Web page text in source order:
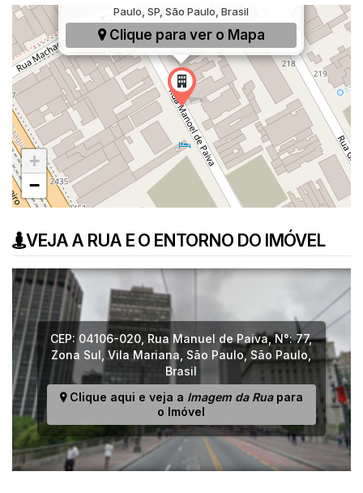
Paulo, SP, São Paulo, Brasil
Clique para ver o Mapa
+
−
VEJA A RUA E O ENTORNO DO IMÓVEL
CEP: 04106-020 Rua Manuel de Paiva,N°:77,
Zona Sul ,Vila Mariana São Paulo,São Paulo
Brasil
Clique aqui e veja a Imagem da Ruapara
o Imóvel